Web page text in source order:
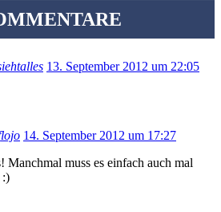
13. September 2012 um 22:05
14. September 2012 um 17:27
Manchmal muss es einfach auch mal
:)